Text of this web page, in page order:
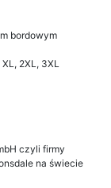
bordowym
2XL, 3XL
czyli firmy
na świecie